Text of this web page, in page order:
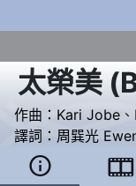
太榮美(
作曲： Kari Jobe 、
譯詞： 周巽光
 